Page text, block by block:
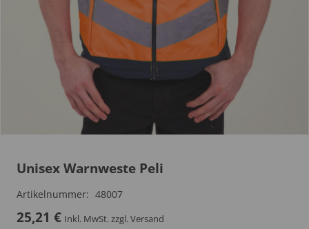
Unisex Warnweste Peli
Artikelnummer: 48007
25,21 € Inkl. MwSt.zzgl. Versand